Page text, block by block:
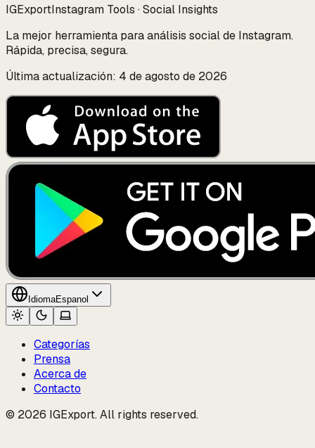
IGExportInstagram Tools · Social Insights
La mejor herramienta para análisis social de Instagram.
Rápida, precisa, segura.
Última actualización: 4 de agosto de 2026
IdiomaEspanol
Categorías
Prensa
Acerca de
Contacto
© 2026 IGExport. All rights reserved.